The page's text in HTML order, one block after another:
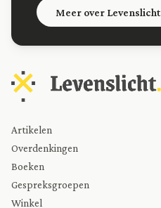
Meer over Levenslicht
Artikelen
Overdenkingen
Boeken
Gespreksgroepen
Winkel